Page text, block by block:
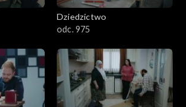
Dziedzictwo
odc. 975